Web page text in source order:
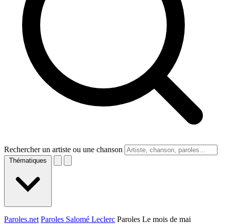
Rechercher un artiste ou une chanson
Thématiques
Paroles.net Paroles Salomé Leclerc Paroles Le mois de mai